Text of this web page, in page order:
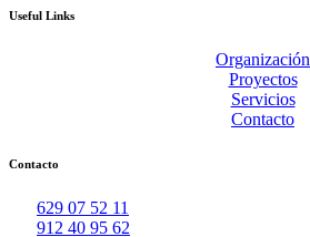
Useful Links
Organización
Proyectos
Servicios
Contacto
Contacto
629 07 52 11
912 40 95 62